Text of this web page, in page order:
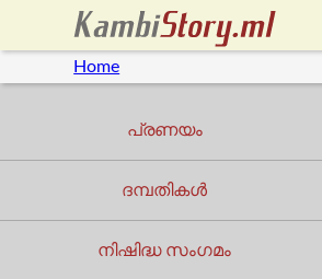
Home
പ്രണയം
ദമ്പതികൾ
നിഷിദ്ധ സംഗമം